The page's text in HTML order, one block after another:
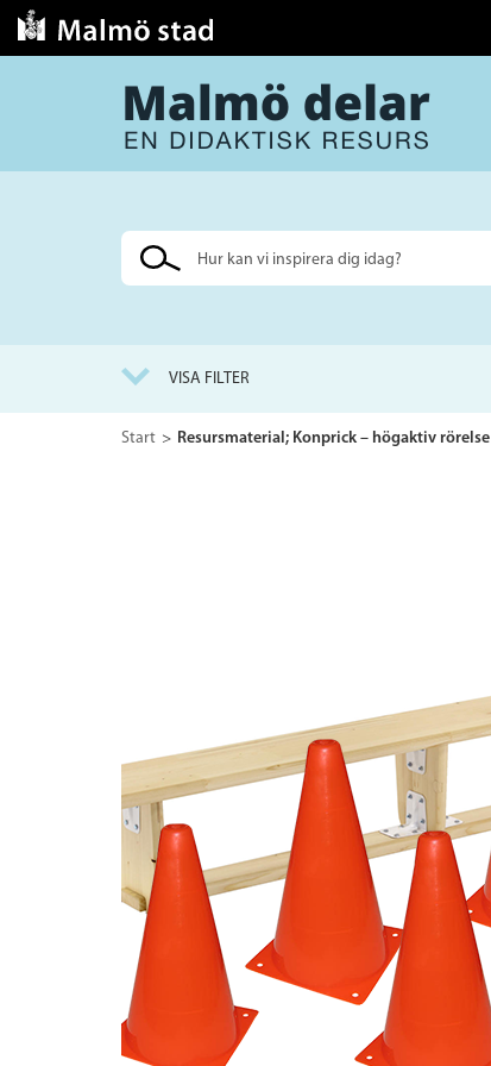
Sök
VISA FILTER
Start Resursmaterial; Konprick – högaktiv rörelse